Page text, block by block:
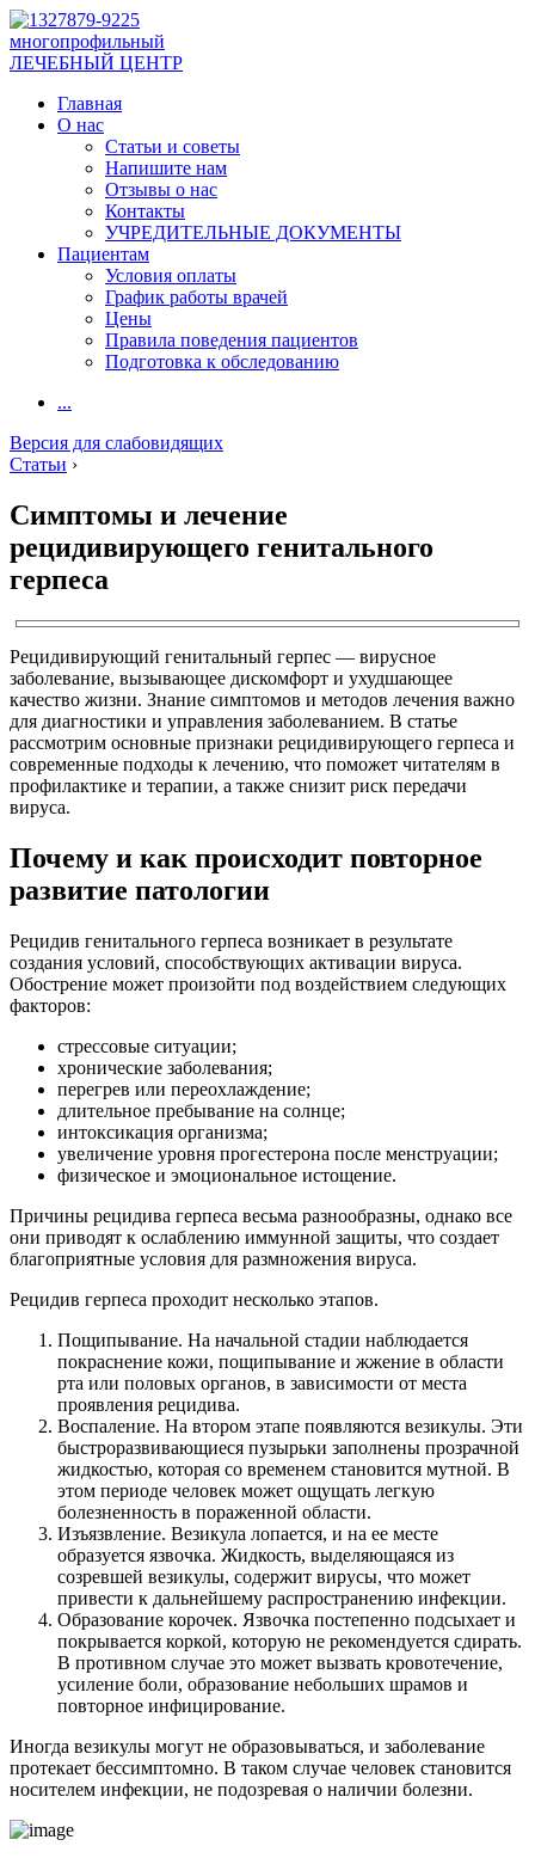
многопрофильный
ЛЕЧЕБНЫЙ ЦЕНТР
Главная
О нас
Статьи и советы
Напишите нам
Отзывы о нас
Контакты
УЧРЕДИТЕЛЬНЫЕ ДОКУМЕНТЫ
Пациентам
Условия оплаты
График работы врачей
Цены
Правила поведения пациентов
Подготовка к обследованию
...
Версия для слабовидящих
Статьи ›
Симптомы и лечение
рецидивирующего генитального
герпеса
Рецидивирующий генитальный герпес — вирусное
заболевание, вызывающее дискомфорт и ухудшающее
качество жизни. Знание симптомов и методов лечения важно
для диагностики и управления заболеванием. В статье
рассмотрим основные признаки рецидивирующего герпеса и
современные подходы к лечению, что поможет читателям в
профилактике и терапии, а также снизит риск передачи
вируса.
Почему и как происходит повторное
развитие патологии
Рецидив генитального герпеса возникает в результате
создания условий, способствующих активации вируса.
Обострение может произойти под воздействием следующих
факторов:
стрессовые ситуации;
хронические заболевания;
перегрев или переохлаждение;
длительное пребывание на солнце;
интоксикация организма;
увеличение уровня прогестерона после менструации;
физическое и эмоциональное истощение.
Причины рецидива герпеса весьма разнообразны, однако все
они приводят к ослаблению иммунной защиты, что создает
благоприятные условия для размножения вируса.
Рецидив герпеса проходит несколько этапов.
Пощипывание. На начальной стадии наблюдается
покраснение кожи, пощипывание и жжение в области
рта или половых органов, в зависимости от места
проявления рецидива.
Воспаление. На втором этапе появляются везикулы. Эти
быстроразвивающиеся пузырьки заполнены прозрачной
жидкостью, которая со временем становится мутной. В
этом периоде человек может ощущать легкую
болезненность в пораженной области.
Изъязвление. Везикула лопается, и на ее месте
образуется язвочка. Жидкость, выделяющаяся из
созревшей везикулы, содержит вирусы, что может
привести к дальнейшему распространению инфекции.
Образование корочек. Язвочка постепенно подсыхает и
покрывается коркой, которую не рекомендуется сдирать.
В противном случае это может вызвать кровотечение,
усиление боли, образование небольших шрамов и
повторное инфицирование.
Иногда везикулы могут не образовываться, и заболевание
протекает бессимптомно. В таком случае человек становится
носителем инфекции, не подозревая о наличии болезни.